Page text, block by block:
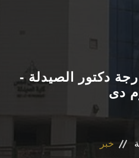
القطاعات
الدوائى و الفارم دى كلينيكال
دكتور الصيدلة -
دى
خبر